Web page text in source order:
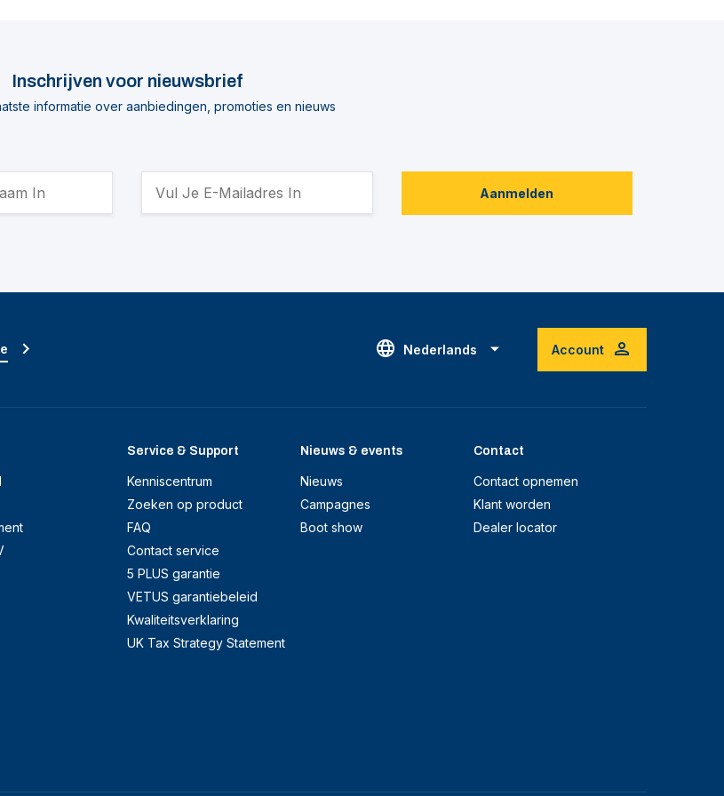
Inschrijven voor nieuwsbrief
informatie over aanbiedingen, promoties en nieuws
Aanmelden
Nederlands Account
Service & Support
Kenniscentrum
Zoeken op product
FAQ
Contact service
5 PLUS garantie
VETUS garantiebeleid
Kwaliteitsverklaring
UK Tax Strategy Statement
Nieuws & events
Nieuws
Campagnes
Boot show
Contact
Contact opnemen
Klant worden
Dealer locator